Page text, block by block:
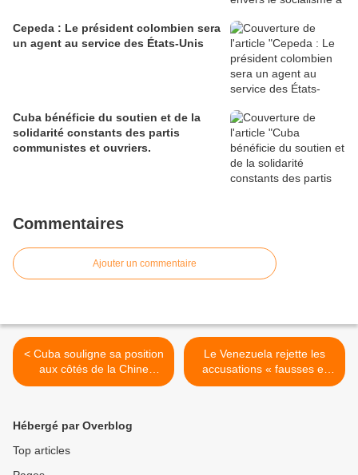
Cepeda : Le président colombien sera
un agent au service des États-Unis
Cuba bénéficie du soutien et de la
solidarité constants des partis
communistes et ouvriers.
Commentaires
Ajouter un commentaire
< Cuba souligne sa position
aux côtés de la Chine
contre l'hégémonisme
Le Venezuela rejette les
accusations « fausses et
imprudentes » du
Hébergé par Overblog
Top articles